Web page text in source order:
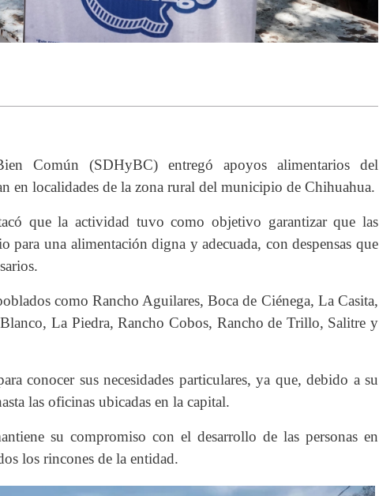
Común (SDHyBC) entregó apoyos alimentarios del
en localidades de la zona rural del municipio de Chihuahua.
que la actividad tuvo como objetivo garantizar que las
para una alimentación digna y adecuada, con despensas que
como Rancho Aguilares, Boca de Ciénega, La Casita,
La Piedra, Rancho Cobos, Rancho de Trillo, Salitre y
conocer sus necesidades particulares, ya que, debido a su
las oficinas ubicadas en la capital.
su compromiso con el desarrollo de las personas en
los rincones de la entidad.